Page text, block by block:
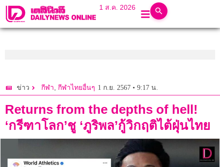
1 ส.ค. 2026
ข่าว กีฬา, กีฬาไทยอื่นๆ 1 ก.ย. 2567 • 9:17 น.
Returns from the depths of hell!
‘กรีฑาโลก’ชู ‘ภูริพล’กู้วิกฤติไต้ฝุ่นไทย